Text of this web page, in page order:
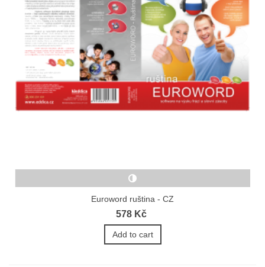
Euroword ruština - CZ
578 Kč
Add to cart